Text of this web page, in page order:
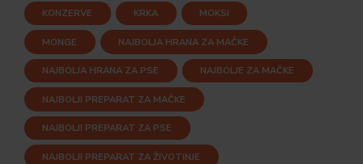
KONZERVE KRKA MOKSI
MONGE NAJBOLJA HRANA ZA MAČKE
NAJBOLJA HRANA ZA PSE NAJBOLJE ZA MAČKE
NAJBOLJI PREPARAT ZA MAČKE
NAJBOLJI PREPARAT ZA PSE
NAJBOLJI PREPARAT ZA ŽIVOTINJE